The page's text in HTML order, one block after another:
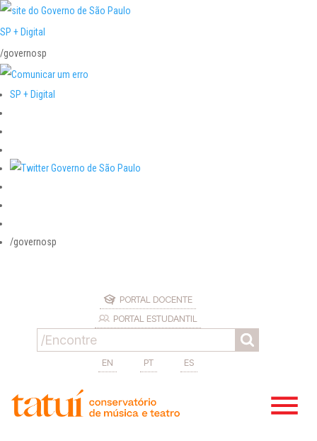
SP + Digital
/governosp
SP + Digital
/governosp
PORTAL DOCENTE
PORTAL ESTUDANTIL
EN PT ES